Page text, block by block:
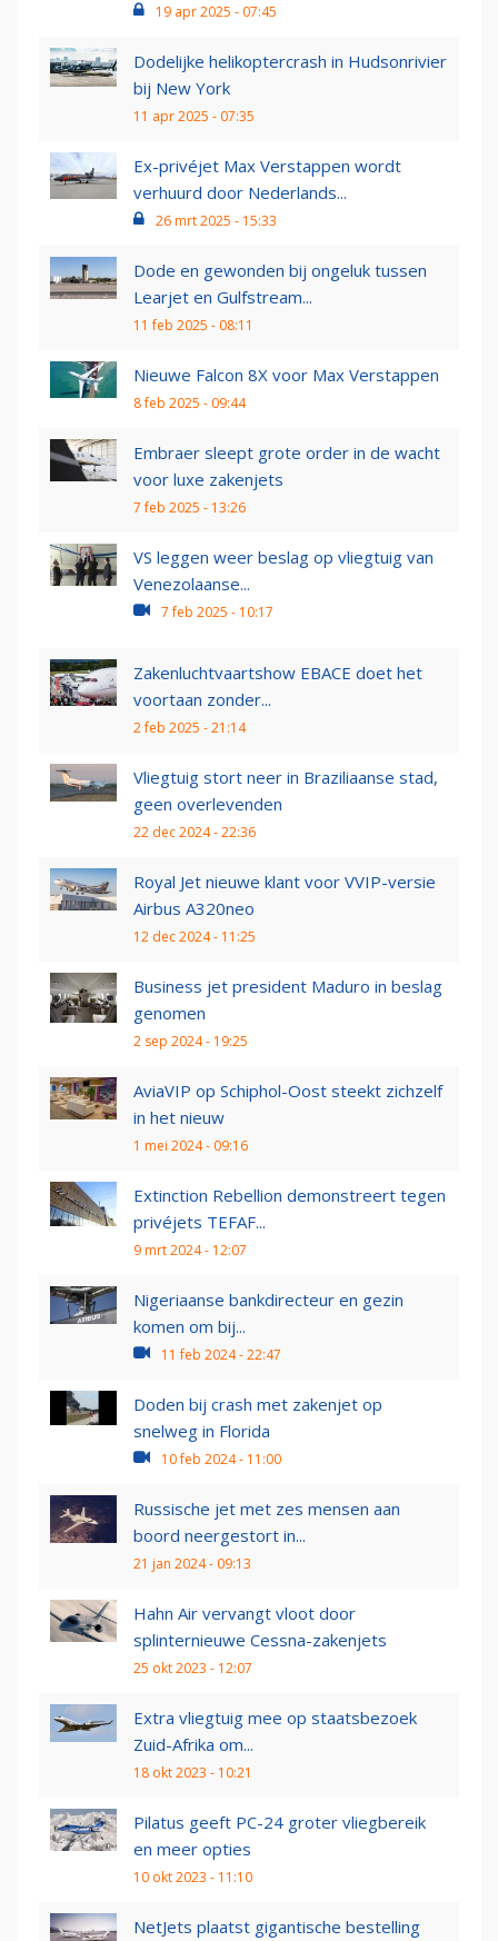
19 apr 2025 - 07:45
Dodelijke helikoptercrash in Hudsonrivier
bij New York
11 apr 2025 - 07:35
Ex-privéjet Max Verstappen wordt
verhuurd door Nederlands...
26 mrt 2025 - 15:33
Dode en gewonden bij ongeluk tussen
Learjet en Gulfstream...
11 feb 2025 - 08:11
Nieuwe Falcon 8X voor Max Verstappen
8 feb 2025 - 09:44
Embraer sleept grote order in de wacht
voor luxe zakenjets
7 feb 2025 - 13:26
VS leggen weer beslag op vliegtuig van
Venezolaanse...
7 feb 2025 - 10:17
Zakenluchtvaartshow EBACE doet het
voortaan zonder...
2 feb 2025 - 21:14
Vliegtuig stort neer in Braziliaanse stad,
geen overlevenden
22 dec 2024 - 22:36
Royal Jet nieuwe klant voor VVIP-versie
Airbus A320neo
12 dec 2024 - 11:25
Business jet president Maduro in beslag
genomen
2 sep 2024 - 19:25
AviaVIP op Schiphol-Oost steekt zichzelf
in het nieuw
1 mei 2024 - 09:16
Extinction Rebellion demonstreert tegen
privéjets TEFAF...
9 mrt 2024 - 12:07
Nigeriaanse bankdirecteur en gezin
komen om bij...
11 feb 2024 - 22:47
Doden bij crash met zakenjet op
snelweg in Florida
10 feb 2024 - 11:00
Russische jet met zes mensen aan
boord neergestort in...
21 jan 2024 - 09:13
Hahn Air vervangt vloot door
splinternieuwe Cessna-zakenjets
25 okt 2023 - 12:07
Extra vliegtuig mee op staatsbezoek
Zuid-Afrika om...
18 okt 2023 - 10:21
Pilatus geeft PC-24 groter vliegbereik
en meer opties
10 okt 2023 - 11:10
NetJets plaatst gigantische bestelling